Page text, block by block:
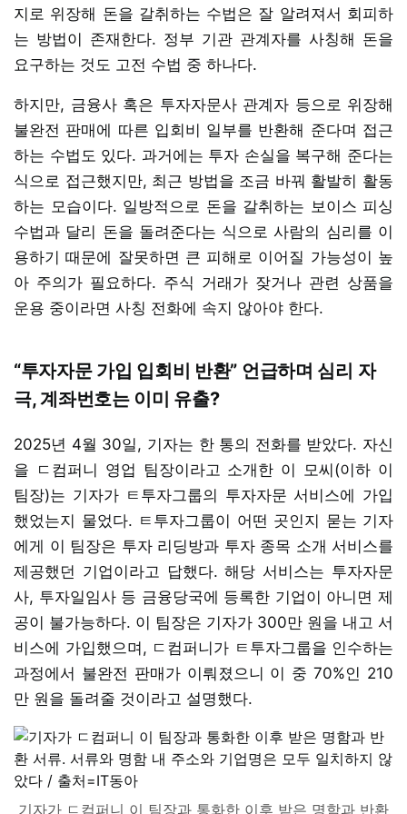
지로 위장해 돈을 갈취하는 수법은 잘 알려져서 회피하
는 방법이 존재한다. 정부 기관 관계자를 사칭해 돈을
요구하는 것도 고전 수법 중 하나다.
하지만, 금융사 혹은 투자자문사 관계자 등으로 위장해
불완전 판매에 따른 입회비 일부를 반환해 준다며 접근
하는 수법도 있다. 과거에는 투자 손실을 복구해 준다는
식으로 접근했지만, 최근 방법을 조금 바꿔 활발히 활동
하는 모습이다. 일방적으로 돈을 갈취하는 보이스 피싱
수법과 달리 돈을 돌려준다는 식으로 사람의 심리를 이
용하기 때문에 잘못하면 큰 피해로 이어질 가능성이 높
아 주의가 필요하다. 주식 거래가 잦거나 관련 상품을
운용 중이라면 사칭 전화에 속지 않아야 한다.
“투자자문 가입 입회비 반환” 언급하며 심리 자
극, 계좌번호는 이미 유출?
2025년 4월 30일, 기자는 한 통의 전화를 받았다. 자신
을 ㄷ컴퍼니 영업 팀장이라고 소개한 이 모씨(이하 이
팀장)는 기자가 ㅌ투자그룹의 투자자문 서비스에 가입
했었는지 물었다. ㅌ투자그룹이 어떤 곳인지 묻는 기자
에게 이 팀장은 투자 리딩방과 투자 종목 소개 서비스를
제공했던 기업이라고 답했다. 해당 서비스는 투자자문
사, 투자일임사 등 금융당국에 등록한 기업이 아니면 제
공이 불가능하다. 이 팀장은 기자가 300만 원을 내고 서
비스에 가입했으며, ㄷ컴퍼니가 ㅌ투자그룹을 인수하는
과정에서 불완전 판매가 이뤄졌으니 이 중 70%인 210
만 원을 돌려줄 것이라고 설명했다.
기자가 ㄷ컴퍼니 이 팀장과 통화한 이후 받은 명함과 반환